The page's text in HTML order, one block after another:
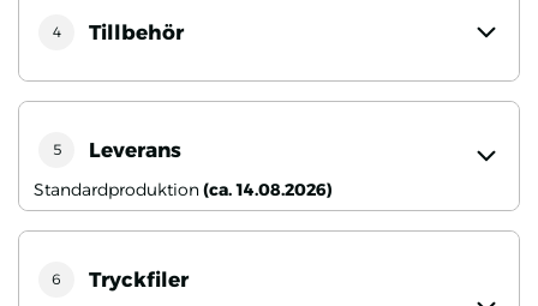
4 Tillbehör
5 Leverans
Standardproduktion (ca. 14.08.2026)
6 Tryckfiler